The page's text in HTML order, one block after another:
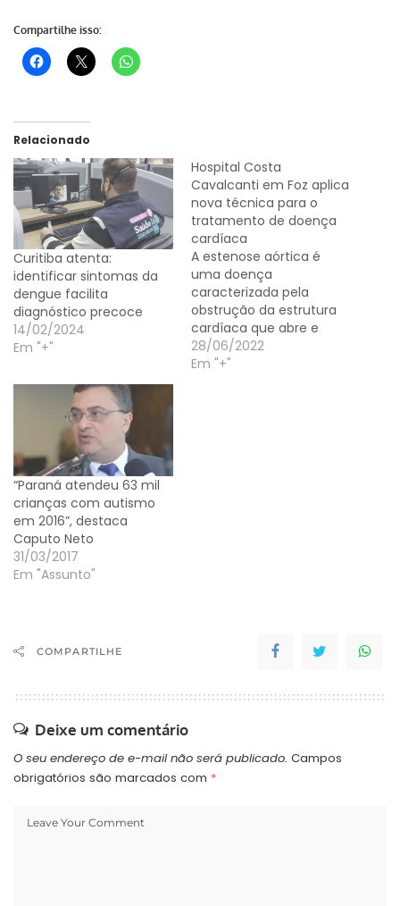
Compartilhe isso:
Relacionado
Curitiba atenta:
identificar sintomas da
dengue facilita
diagnóstico precoce
14/02/2024
Em "+"
Hospital Costa
Cavalcanti em Foz aplica
nova técnica para o
tratamento de doença
cardíaca
A estenose aórtica é
uma doença
caracterizada pela
obstrução da estrutura
cardíaca que abre e
fecha, regulando a
passagem do sangue do
28/06/2022
Em "+"
“Paraná atendeu 63 mil
crianças com autismo
em 2016”, destaca
Caputo Neto
31/03/2017
Em "Assunto"
COMPARTILHE
Deixe um comentário
O seu endereço de e-mail não será publicado. Campos
obrigatórios são marcados com *